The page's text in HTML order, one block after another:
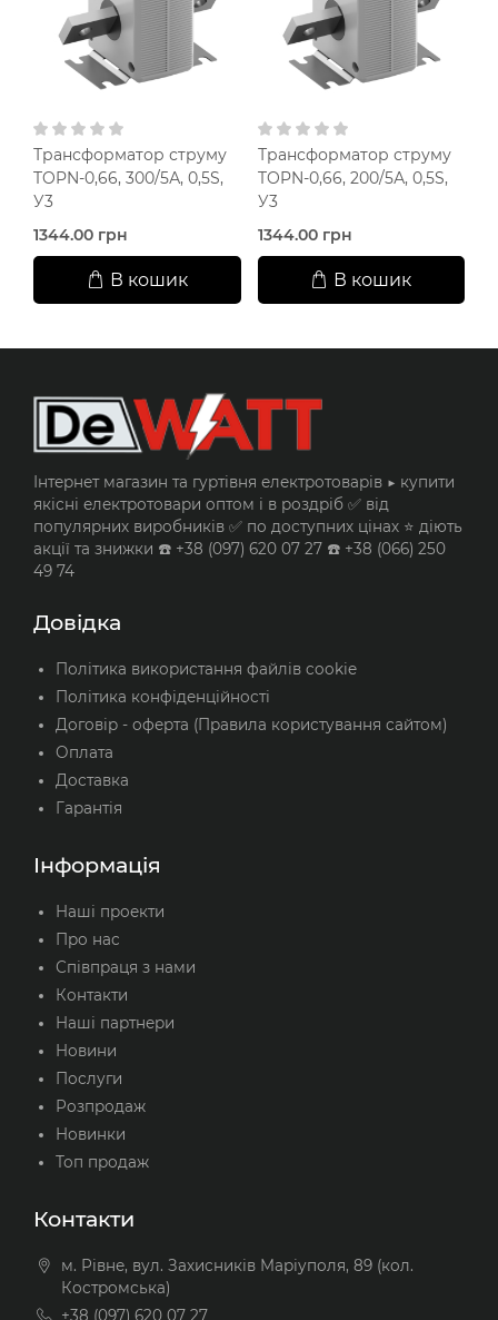
Трансформатор струму
TOPN-0,66, 300/5А, 0,5S,
У3
1344.00 грн
В кошик
Трансформатор струму
TOPN-0,66, 200/5А, 0,5S,
У3
1344.00 грн
В кошик
Інтернет магазин та гуртівня електротоварів ▶️ купити
якісні електротовари оптом і в роздріб ✅ від
популярних виробників ✅ по доступних цінах ⭐ діють
акції та знижки ☎️ +38 (097) 620 07 27 ☎️ +38 (066) 250
49 74
Довідка
Політика використання файлів cookie
Політика конфіденційності
Договір - оферта (Правила користування сайтом)
Оплата
Доставка
Гарантія
Інформація
Наші проекти
Про нас
Співпраця з нами
Контакти
Наші партнери
Новини
Послуги
Розпродаж
Новинки
Топ продаж
Контакти
м. Рівне, вул. Захисників Маріуполя, 89 (кол.
Костромська)
+38 (097) 620 07 27